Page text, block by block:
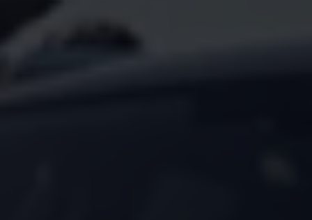
Arbeta hos Volkswagen